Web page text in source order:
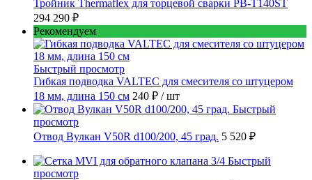
Тройник Thermaflex для торцевой сварки PB-T140ST
294 290 ₽
Рекомендуем
Быстрый просмотр
Гибкая подводка VALTEC для смесителя со штуцером
18 мм, длина 150 см 240 ₽ / шт
Быстрый
просмотр
Отвод Вулкан V50R d100/200, 45 град. 5 520 ₽
Быстрый
просмотр